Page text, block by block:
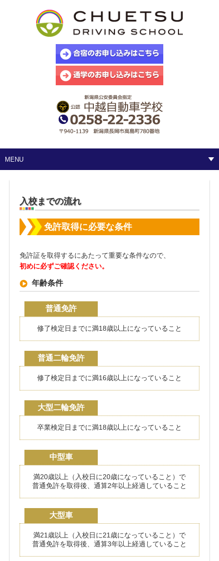
MENU
入校までの流れ
免許取得に必要な条件
免許証を取得するにあたって重要な条件なので、
初めに必ずご確認ください。
年齢条件
普通免許
修了検定日までに満18歳以上になっていること
普通二輪免許
修了検定日までに満16歳以上になっていること
大型二輪免許
卒業検定日までに満18歳以上になっていること
中型車
満20歳以上（入校日に20歳になっていること）で
普通免許を取得後、通算2年以上経過していること
大型車
満21歳以上（入校日に21歳になっていること）で
普通免許を取得後、通算3年以上経過していること